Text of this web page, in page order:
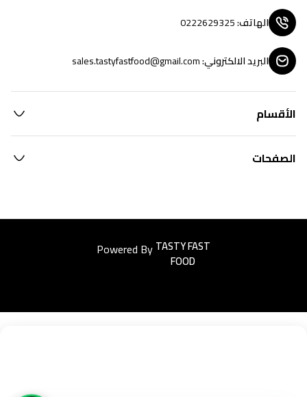
الهاتف:
0222629325
البريد الالكتروني:
sales.tastyfastfood@gmail.com
الأقسام
الصفحات
Powered ByEasyorders